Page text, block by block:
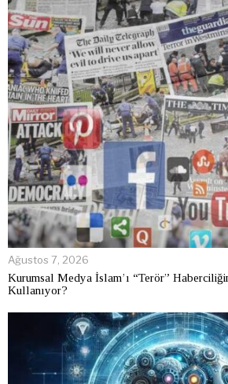
Ağustos 7, 2026
Kurumsal Medya İslam’ı “Terör”
Kullanıyor?